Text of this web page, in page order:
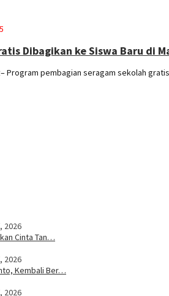
Dibagikan ke Siswa Baru di
Program pembagian seragam sekolah
2026
Cinta Tan…
2026
Kembali Ber…
2026